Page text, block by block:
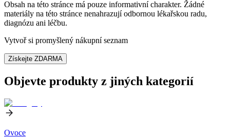
Obsah na této stránce má pouze informativní charakter. Žádné
materiály na této stránce nenahrazují odbornou lékařskou radu,
diagnózu ani léčbu.
Vytvoř si promyšlený nákupní seznam
Získejte ZDARMA
Objevte produkty z jiných kategorií
Ovoce